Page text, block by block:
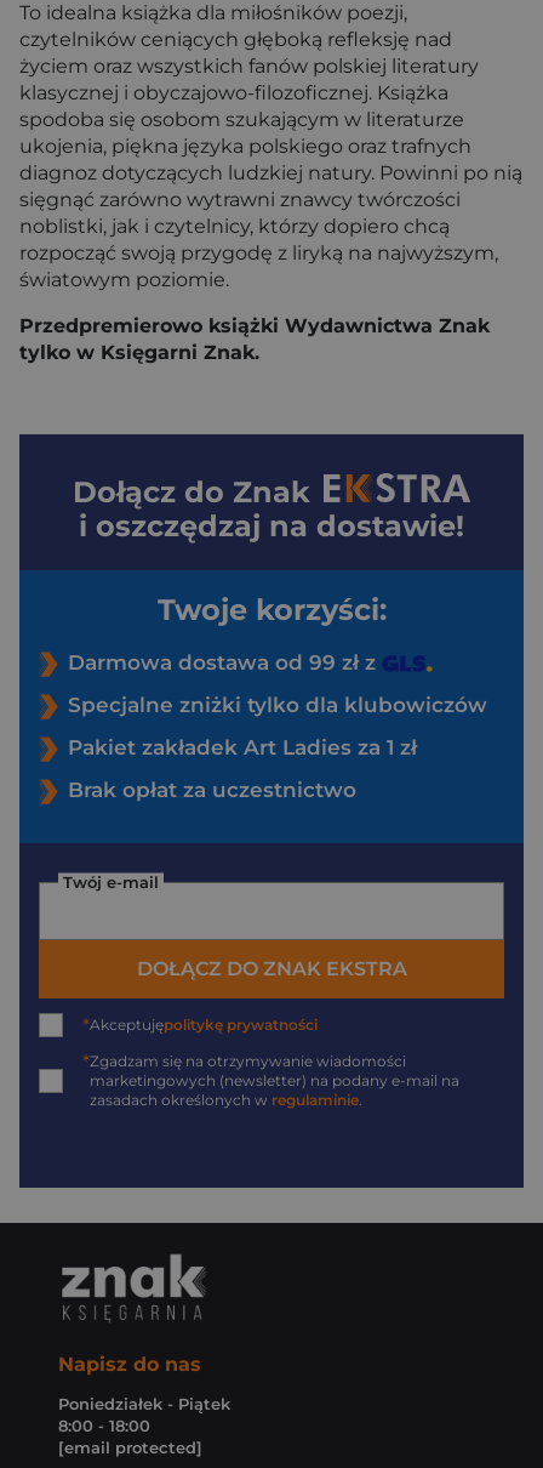
To idealna książka dla miłośników poezji,
czytelników ceniących głęboką refleksję nad
życiem oraz wszystkich fanów polskiej literatury
klasycznej i obyczajowo-filozoficznej. Książka
spodoba się osobom szukającym w literaturze
ukojenia, piękna języka polskiego oraz trafnych
diagnoz dotyczących ludzkiej natury. Powinni po nią
sięgnąć zarówno wytrawni znawcy twórczości
noblistki, jak i czytelnicy, którzy dopiero chcą
rozpocząć swoją przygodę z liryką na najwyższym,
światowym poziomie.
Przedpremierowo książki Wydawnictwa Znak
tylko w Księgarni Znak.
Dołącz do Znak
i oszczędzaj na dostawie!
Twoje korzyści:
Darmowa dostawa od 99 zł z
Specjalne zniżki tylko dla klubowiczów
Pakiet zakładek Art Ladies za 1 zł
Brak opłat za uczestnictwo
Twój e-mail
DOŁĄCZ DO ZNAK EKSTRA
*Akceptujępolitykę prywatności
*Zgadzam się na otrzymywanie wiadomości
marketingowych (newsletter) na podany e-mail na
zasadach określonych w regulaminie.
Napisz do nas
Poniedziałek - Piątek
8:00 - 18:00
[email protected]